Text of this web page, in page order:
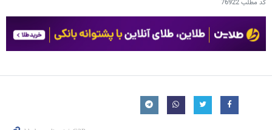
کد مطلب76922